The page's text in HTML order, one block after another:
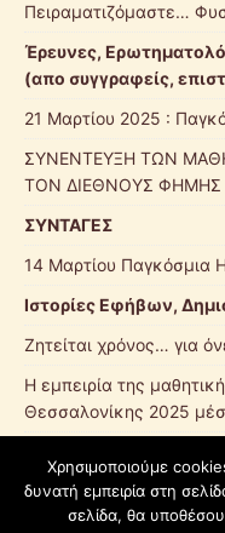
Πειραματιζόμαστε…
Έρευνες,
(απο συγγραφείς,
21 Μαρτίου 2025 :
ΣΥΝΕΝΤΕΥΞΗ ΤΩΝ
ΤΟΝ ΔΙΕΘΝΟΥΣ ΦΗΜΗΣ
ΣΥΝΤΑΓΕΣ
14 Μαρτίου Παγκόσμια
Ιστορίες Εφήβων,
Ζητείται χρόνος… για
Η εμπειρία της
Θεσσαλονίκης 2025
Χρησιμοποιούμε
δυνατή εμπειρία στη
σελίδα, θα